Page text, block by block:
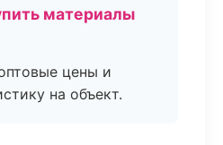
материалы
цены и
на объект.